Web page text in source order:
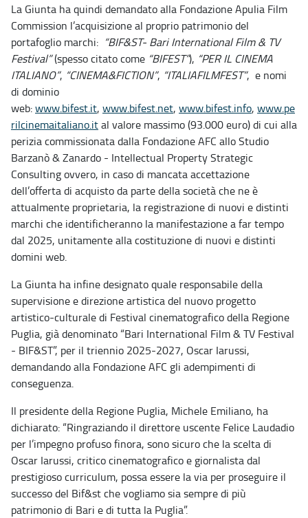
La Giunta ha quindi demandatoalla Fondazione Apulia Film
Commission l’acquisizione al proprio patrimonio del
portafoglio marchi: “BIF&ST- Bari International Film & TV
Festival”(spesso citato come “BIFEST”), “PER IL CINEMA
ITALIANO”, “CINEMA&FICTION”, “ITALIAFILMFEST”, e nomi
di dominio
web:www.bifest.it, www.bifest.net, www.bifest.info, www.pe
rilcinemaitaliano.ital valore massimo (93.000 euro) di cui alla
perizia commissionata dalla Fondazione AFC allo Studio
Barzanò & Zanardo - Intellectual Property Strategic
Consulting ovvero, in caso di mancata accettazione
dell’offerta di acquisto da parte della società che ne è
attualmente proprietaria, la registrazione di nuovi e distinti
marchi che identificheranno la manifestazione a far tempo
dal 2025, unitamente alla costituzione di nuovi e distinti
domini web.
La Giunta ha infine designato quale responsabile della
supervisione e direzione artisticadel nuovo progetto
artistico-culturale di Festival cinematografico della Regione
Puglia, già denominato “Bari International Film & TV Festival
- BIF&ST”, per il triennio 2025-2027, Oscar Iarussi,
demandando alla Fondazione AFC gli adempimenti di
conseguenza.
Il presidente della Regione Puglia, Michele Emiliano, ha
dichiarato: “Ringraziando il direttore uscente Felice Laudadio
per l’impegno profuso finora, sono sicuro che la scelta di
Oscar Iarussi, critico cinematografico e giornalista dal
prestigioso curriculum, possa essere la via per proseguire il
successo del Bif&st che vogliamo sia sempre di più
patrimonio di Bari e di tutta la Puglia”.